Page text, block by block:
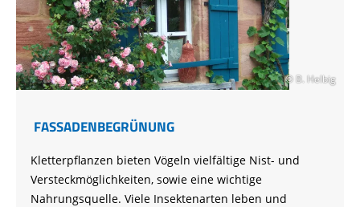
© B. Helbig
FASSADENBEGRÜNUNG
Kletterpflanzen bieten Vögeln vielfältige Nist- und
Versteckmöglichkeiten, sowie eine wichtige
Nahrungsquelle. Viele Insektenarten leben und